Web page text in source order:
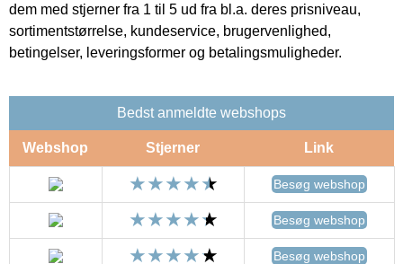
dem med stjerner fra 1 til 5 ud fra bl.a. deres prisniveau,
sortimentstørrelse, kundeservice, brugervenlighed,
betingelser, leveringsformer og betalingsmuligheder.
Bedst anmeldte webshops
Webshop Stjerner Link
Besøg webshop
Besøg webshop
Besøg webshop